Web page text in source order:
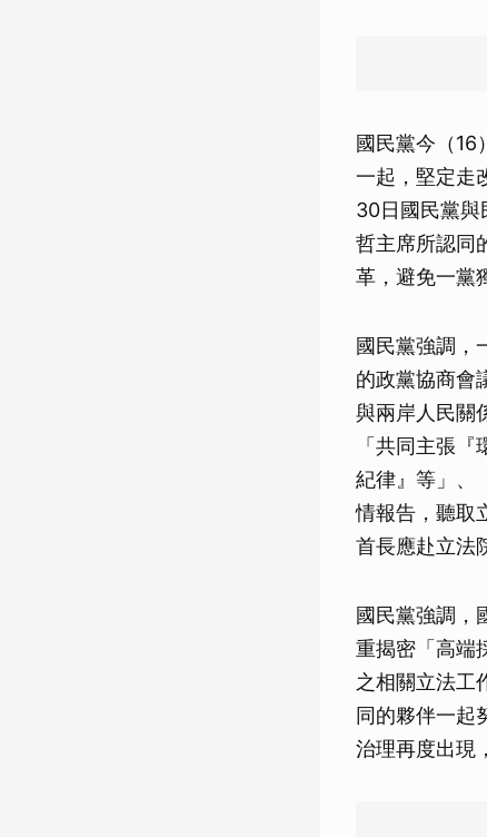
國民黨今（16
一起，堅定走
30日國民黨與
哲主席所認同
革，避免一黨
國民黨強調，
的政黨協商會
與兩岸人民關
「共同主張
紀律』等」、
情報告，聽取
首長應赴立法
國民黨強調，
重揭密「高端
之相關立法工
同的夥伴一起
治理再度出現